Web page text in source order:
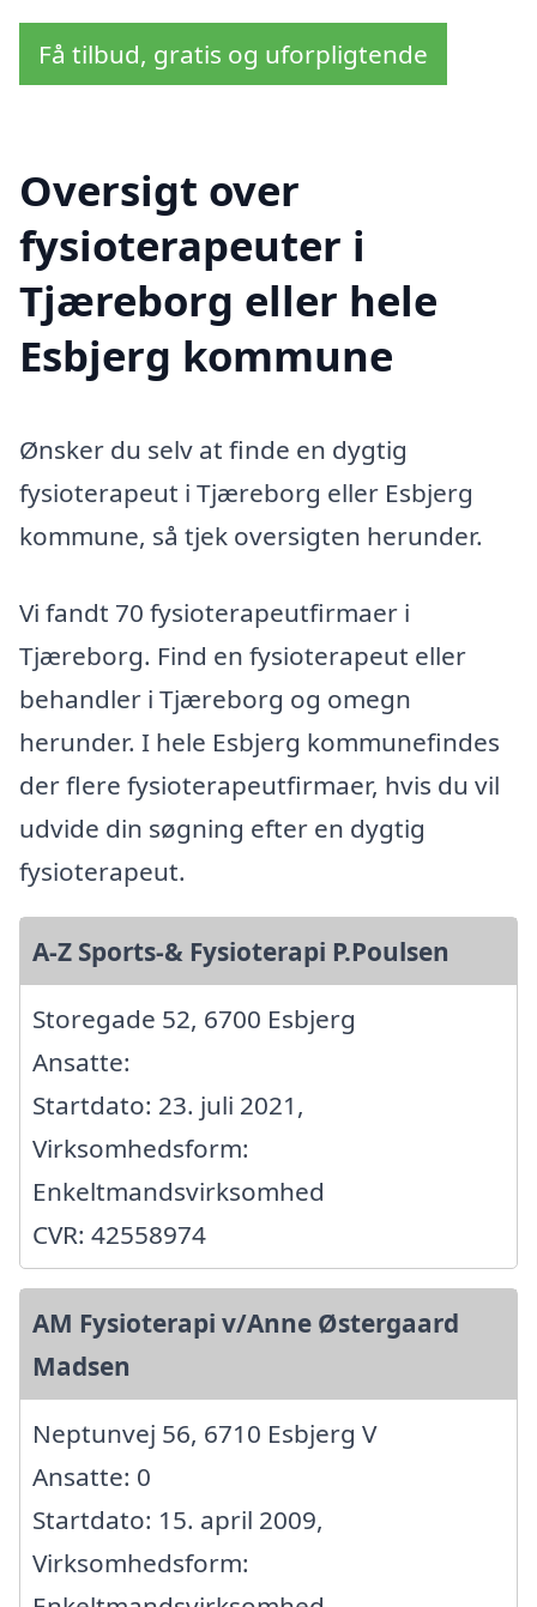
Få tilbud, gratis og uforpligtende
Oversigt over
fysioterapeuter i
Tjæreborg eller hele
Esbjerg kommune
Ønsker du selv at finde en dygtig
fysioterapeut i Tjæreborg eller Esbjerg
kommune, så tjek oversigten herunder.
Vi fandt 70 fysioterapeutfirmaer i
Tjæreborg. Find en fysioterapeut eller
behandler i Tjæreborg og omegn
herunder. I hele Esbjerg kommunefindes
der flere fysioterapeutfirmaer, hvis du vil
udvide din søgning efter en dygtig
fysioterapeut.
A-Z Sports-& Fysioterapi P.Poulsen
Storegade 52, 6700 Esbjerg
Ansatte:
Startdato: 23. juli 2021,
Virksomhedsform:
Enkeltmandsvirksomhed
CVR: 42558974
AM Fysioterapi v/Anne Østergaard
Madsen
Neptunvej 56, 6710 Esbjerg V
Ansatte: 0
Startdato: 15. april 2009,
Virksomhedsform: